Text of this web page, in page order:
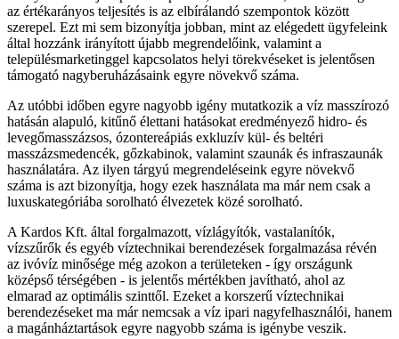
az értékarányos teljesítés is az elbírálandó szempontok között
szerepel. Ezt mi sem bizonyítja jobban, mint az elégedett ügyfeleink
által hozzánk irányított újabb megrendelőink, valamint a
településmarketinggel kapcsolatos helyi törekvéseket is jelentősen
támogató nagyberuházásaink egyre növekvő száma.
Az utóbbi időben egyre nagyobb igény mutatkozik a víz masszírozó
hatásán alapuló, kitűnő élettani hatásokat eredményező hidro- és
levegőmasszázsos, ózontereápiás exkluzív kül- és beltéri
masszázsmedencék, gőzkabinok, valamint szaunák és infraszaunák
használatára. Az ilyen tárgyú megrendeléseink egyre növekvő
száma is azt bizonyítja, hogy ezek használata ma már nem csak a
luxuskategóriába sorolható élvezetek közé sorolható.
A Kardos Kft. által forgalmazott, vízlágyítók, vastalanítók,
vízszűrők és egyéb víztechnikai berendezések forgalmazása révén
az ivóvíz minősége még azokon a területeken - így országunk
középső térségében - is jelentős mértékben javítható, ahol az
elmarad az optimális szinttől. Ezeket a korszerű víztechnikai
berendezéseket ma már nemcsak a víz ipari nagyfelhasználói, hanem
a magánháztartások egyre nagyobb száma is igénybe veszik.